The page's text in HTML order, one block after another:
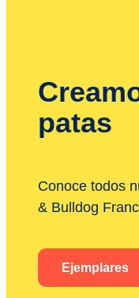
patas
Conoce todos
& Bulldog
Ejemplares